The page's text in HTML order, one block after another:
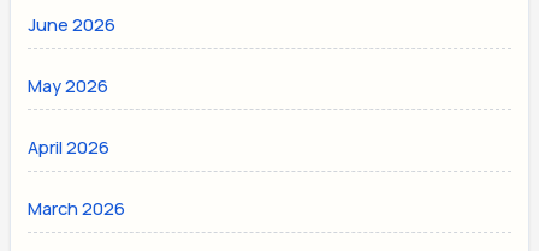
June 2026
May 2026
April 2026
March 2026